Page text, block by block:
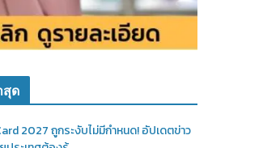
ด
2027 ถูกระงับไม่มีกำหนด! อัปเดตข่าว